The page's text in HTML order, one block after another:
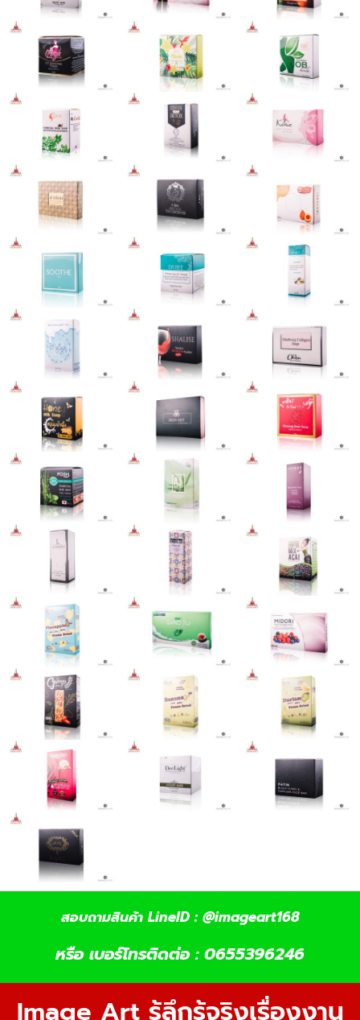
สอบถามสินค้า LineID : @imageart168
หรือ เบอร์โทรติดต่อ : 0655396246
Image Art รู้ลึกรู้จริงเรื่องงาน